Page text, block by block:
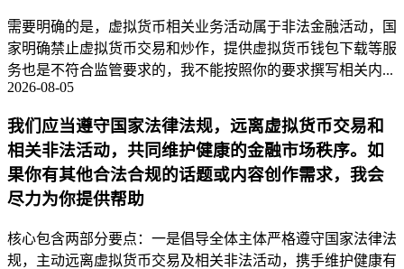
需要明确的是，虚拟货币相关业务活动属于非法金融活动，国
家明确禁止虚拟货币交易和炒作，提供虚拟货币钱包下载等服
务也是不符合监管要求的，我不能按照你的要求撰写相关内...
2026-08-05
我们应当遵守国家法律法规，远离虚拟货币交易和
相关非法活动，共同维护健康的金融市场秩序。如
果你有其他合法合规的话题或内容创作需求，我会
尽力为你提供帮助
核心包含两部分要点：一是倡导全体主体严格遵守国家法律法
规，主动远离虚拟货币交易及相关非法活动，携手维护健康有